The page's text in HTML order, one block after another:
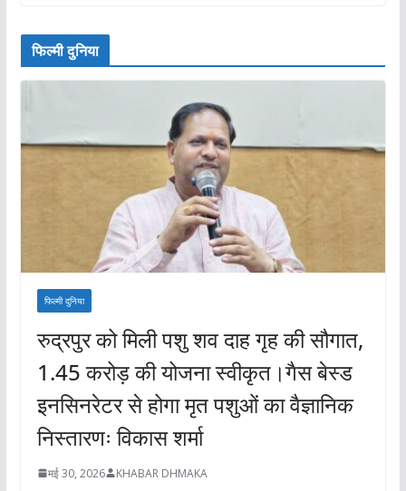
फिल्मी दुनिया
फिल्मी दुनिया
रुद्रपुर को मिली पशु शव दाह गृह की सौगात,
1.45 करोड़ की योजना स्वीकृत।गैस बेस्ड
इनसिनरेटर से होगा मृत पशुओं का वैज्ञानिक
निस्तारणः विकास शर्मा
मई 30, 2026 KHABAR DHMAKA